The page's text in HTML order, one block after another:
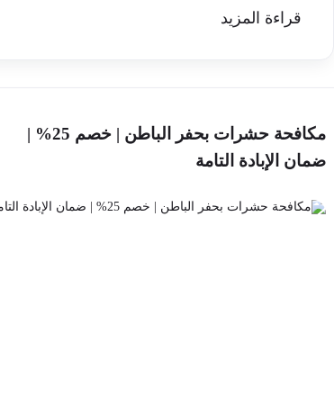
قراءة المزيد
مكافحة حشرات بحفر الباطن | خصم 25% |
ضمان الإبادة التامة